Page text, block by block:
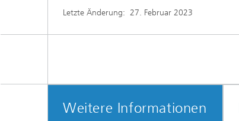
Letzte Änderung: 27. Februar 2023
Weitere Informationen